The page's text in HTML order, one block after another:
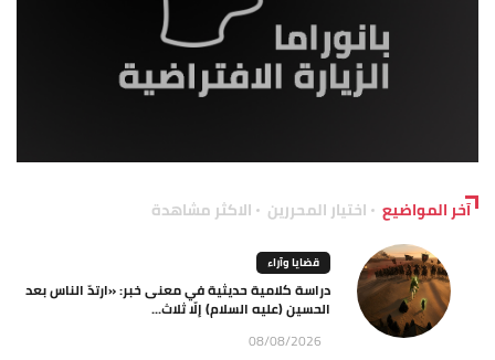
آخر المواضيع اختيار المحررين الاكثر مشاهدة
قضايا وآراء
دراسة كلامية حديثية في معنى خبر: «ارتدّ الناس بعد
الحسين (عليه السلام) إلّا ثلاث...
08/08/2026